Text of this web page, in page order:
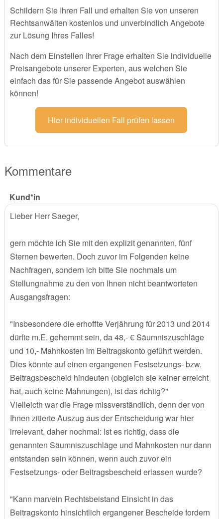
Schildern Sie Ihren Fall und erhalten Sie von unseren
Rechtsanwälten kostenlos und unverbindlich Angebote
zur Lösung Ihres Falles!
Nach dem Einstellen Ihrer Frage erhalten Sie individuelle
Preisangebote unserer Experten, aus welchen Sie
einfach das für Sie passende Angebot auswählen
können!
Hier individuellen Fall prüfen lassen
Kommentare
Kund*in
Lieber Herr Saeger,
gern möchte ich Sie mit den explizit genannten, fünf
Sternen bewerten. Doch zuvor im Folgenden keine
Nachfragen, sondern ich bitte Sie nochmals um
Stellungnahme zu den von Ihnen nicht beantworteten
Ausgangsfragen:
"Insbesondere die erhoffte Verjährung für 2013 und 2014
dürfte m.E. gehemmt sein, da 48,- € Säumniszuschläge
und 10,- Mahnkosten im Beitragskonto geführt werden.
Dies könnte auf einen ergangenen Festsetzungs- bzw.
Beitragsbescheid hindeuten (obgleich sie keiner erreicht
hat, auch keine Mahnungen), ist das richtig?"
Vielleicth war die Frage missverständlich, denn der von
Ihnen zitierte Auszug aus der Entscheidung war hier
irrelevant, daher nochmal: Ist es richtig, dass die
genannten Säumniszuschläge und Mahnkosten nur dann
entstanden sein können, wenn auch zuvor ein
Festsetzungs- oder Beitragsbescheid erlassen wurde?
"Kann man/ein Rechtsbeistand Einsicht in das
Beitragskonto hinsichtlich ergangener Bescheide fordern